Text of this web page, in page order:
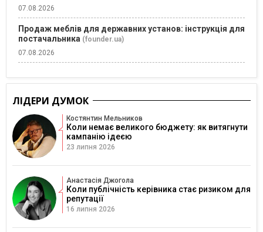
07.08.2026
Продаж меблів для державних установ: інструкція для
постачальника (founder.ua)
07.08.2026
ЛІДЕРИ ДУМОК
Костянтин Мельников
Коли немає великого бюджету: як витягнути
кампанію ідеєю
23 липня 2026
Анастасія Джогола
Коли публічність керівника стає ризиком для
репутації
16 липня 2026